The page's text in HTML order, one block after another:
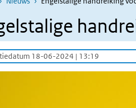
18-06-2024 | 13:19